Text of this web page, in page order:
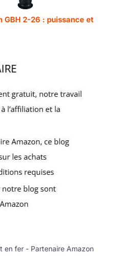
GBH 2-26 : puissance et
fer - Partenaire Amazon